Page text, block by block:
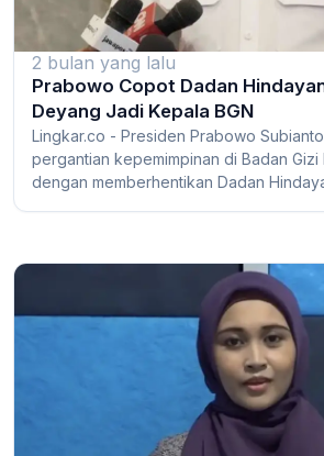
2 bulan yang lalu
Prabowo Copot Dadan
Deyang Jadi Kepala BGN
Lingkar.co - Presiden Prabowo
pergantian kepemimpinan di Badan Gizi
dengan memberhentikan Dadan